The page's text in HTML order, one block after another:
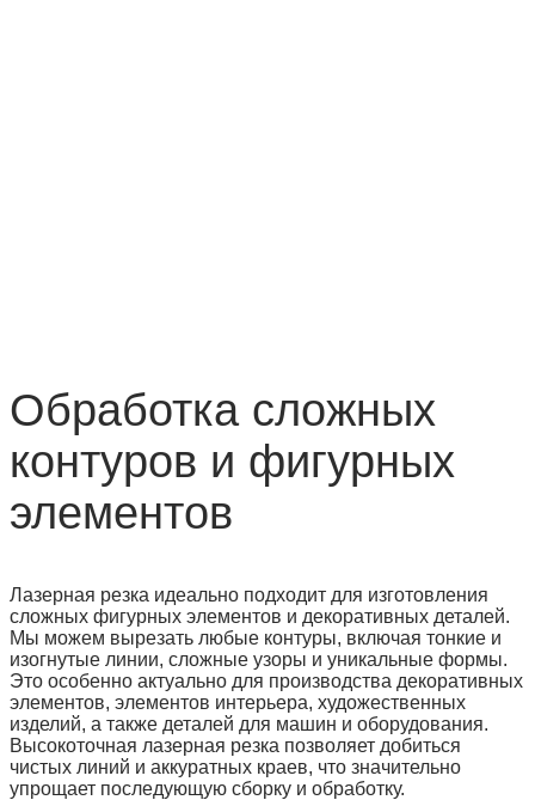
Обработка сложных
контуров и фигурных
элементов
Лазерная резка идеально подходит для изготовления
сложных фигурных элементов и декоративных деталей.
Мы можем вырезать любые контуры, включая тонкие и
изогнутые линии, сложные узоры и уникальные формы.
Это особенно актуально для производства декоративных
элементов, элементов интерьера, художественных
изделий, а также деталей для машин и оборудования.
Высокоточная лазерная резка позволяет добиться
чистых линий и аккуратных краев, что значительно
упрощает последующую сборку и обработку.